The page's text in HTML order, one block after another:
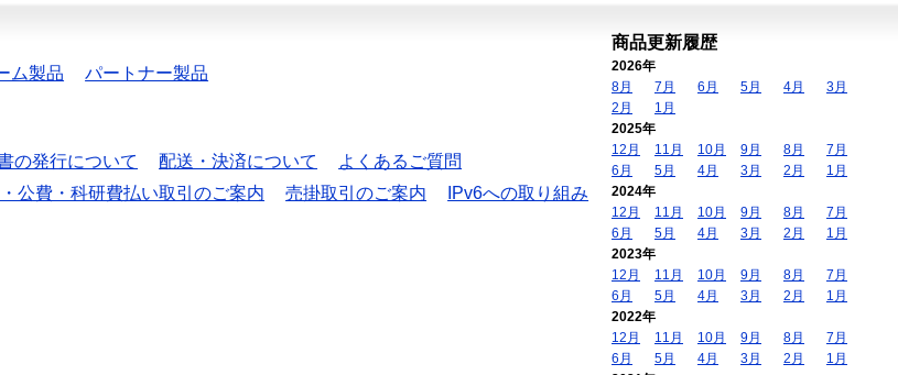
ム製品 パートナー製品
の発行について 配送・決済について
よくあるご質問
公費・科研費払い取引のご案内 売掛取引のご案内
IPv6への取り組み
商品更新履歴
2026年
8月
7月 6月 5月 4月
3月
2月
1月
2025年
12月
11月 10月 9月 8月
7月
6月
5月 4月 3月 2月
1月
2024年
12月
11月 10月 9月 8月
7月
6月
5月 4月 3月 2月
1月
2023年
12月
11月 10月 9月 8月
7月
6月
5月 4月 3月 2月
1月
2022年
12月
11月 10月 9月 8月
7月
6月
5月 4月 3月 2月
1月